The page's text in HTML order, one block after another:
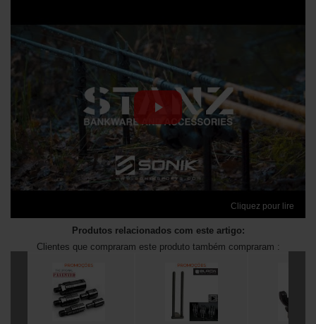
Cliquez pour lire
Produtos relacionados com este artigo:
Clientes que compraram este produto também compraram :